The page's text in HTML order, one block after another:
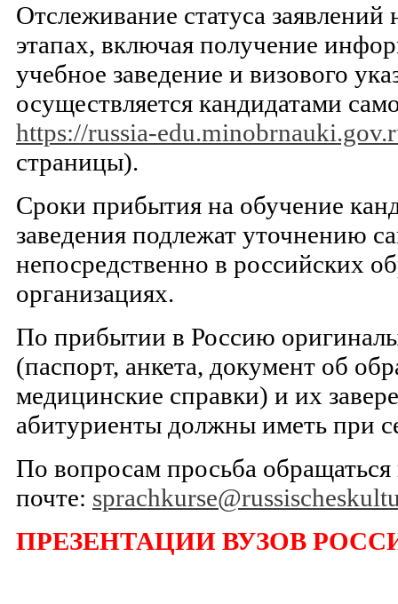
Отслеживание статуса
этапах, включая получение
учебное заведение и визового
осуществляется кандидатами
https://russia-
страницы).
Сроки прибытия на обучение
заведения подлежат уточнению
непосредственно в российских
организациях.
По прибытии в Россию
(паспорт, анкета, документ об
медицинские справки) и их
абитуриенты должны иметь при
По вопросам просьба обращаться
почте:
ПРЕЗЕНТАЦИИ ВУЗОВ